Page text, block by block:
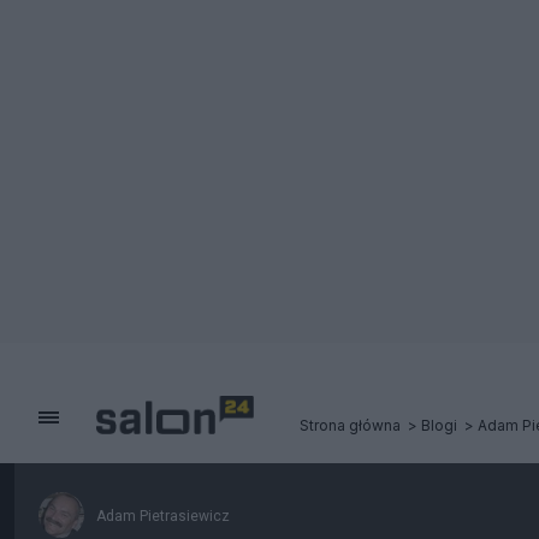
Strona główna Blogi Adam
Adam Pietrasiewicz